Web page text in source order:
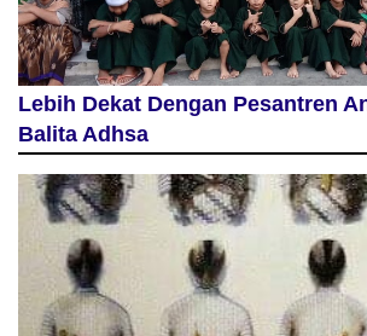
Lebih Dekat Dengan Pesantren
Balita Adhsa